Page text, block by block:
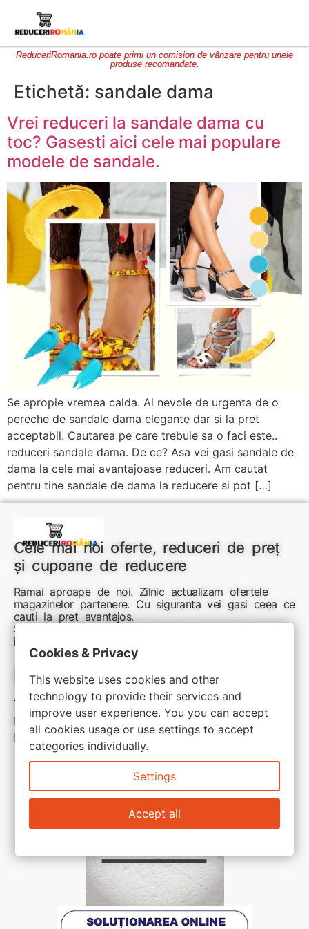
ReduceriRomania.ro poate primi un comision de vânzare pentru unele
produse recomandate.
Etichetă: sandale dama
Vrei reduceri la sandale dama cu
toc? Gasesti aici cele mai populare
modele de sandale.
Se apropie vremea calda. Ai nevoie de urgenta de o
pereche de sandale dama elegante dar si la pret
acceptabil. Cautarea pe care trebuie sa o faci este..
reduceri sandale dama. De ce? Asa vei gasi sandale de
dama la cele mai avantajoase reduceri. Am cautat
pentru tine sandale de dama la reducere si pot […]
Cele mai noi oferte, reduceri de preț
și cupoane de reducere
Ramai aproape de noi. Zilnic actualizam ofertele
magazinelor partenere. Cu siguranta vei gasi ceea ce
cauti la pret avantajos.
Sunteti aici pentru reduceri inteligente si cumpărături
inspirate
Link-uri utile:
Termeni si conditii
Politica de confidentialitate
Politica de cookie
Cookies & Privacy
This website uses cookies and other
technology to provide their services and
improve user experience. You you can accept
all cookies usage or use settings to accept
categories individually.
Settings
Accept all